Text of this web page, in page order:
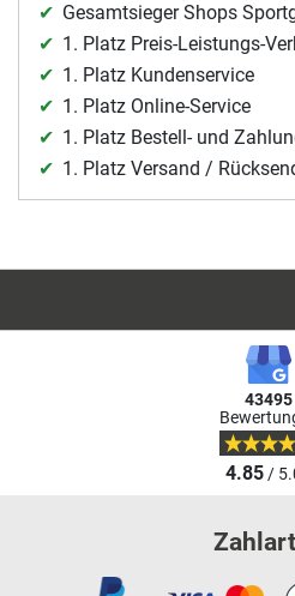
Gesamtsieger Shops
1. Platz Preis-Leistungs-
1. Platz Kundenservice
1. Platz Online-Service
1. Platz Bestell- und
1. Platz Versand /
43495
4.85/